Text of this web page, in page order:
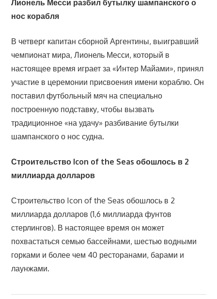
Лионель Месси разбил бутылку шампанского о
нос корабля
В четверг капитан сборной Аргентины, выигравший
чемпионат мира, Лионель Месси, который в
настоящее время играет за «Интер Майами», принял
участие в церемонии присвоения имени кораблю. Он
поставил футбольный мяч на специально
построенную подставку, чтобы вызвать
традиционное «на удачу» разбивание бутылки
шампанского о нос судна.
Строительство Icon of the Seas обошлось в 2
миллиарда долларов
Строительство Icon of the Seas обошлось в 2
миллиарда долларов (1,6 миллиарда фунтов
стерлингов). В настоящее время он может
похвастаться семью бассейнами, шестью водными
горками и более чем 40 ресторанами, барами и
лаунжами.